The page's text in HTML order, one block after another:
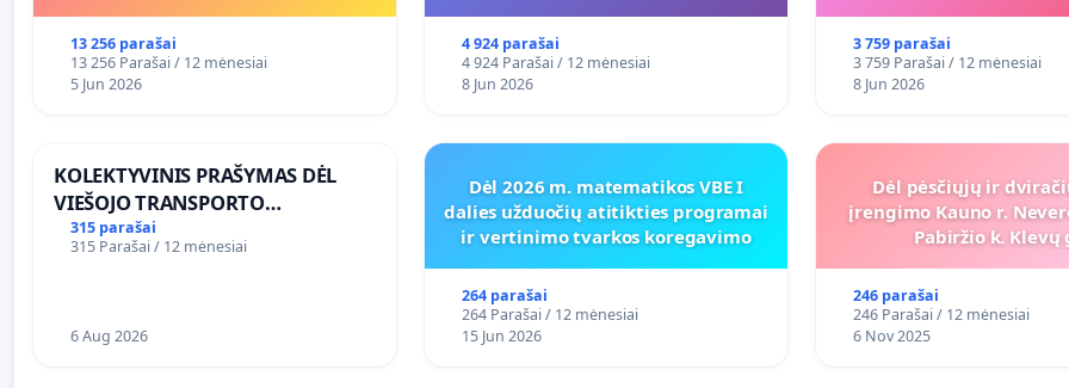
13 256 parašai
13 256 Parašai / 12 mėnesiai
5 Jun 2026
4 924 parašai
4 924 Parašai / 12 mėnesiai
8 Jun 2026
3 759 parašai
3 759 Parašai / 12 mėnesiai
8 Jun 2026
KOLEKTYVINIS PRAŠYMAS DĖL
VIEŠOJO TRANSPORTO
SUSISIEKIMO GERINIMO
VOSYLIUKŲ KAIME
315 parašai
315 Parašai / 12 mėnesiai
6 Aug 2026
Dėl 2026 m. matematikos VBE I
dalies užduočių atitikties programai
ir vertinimo tvarkos koregavimo
264 parašai
264 Parašai / 12 mėnesiai
15 Jun 2026
Dėl pėsčiųjų ir
įrengimo Kauno r.
Pabiržio k. Klevų
246 parašai
246 Parašai / 12 mėnesiai
6 Nov 2025